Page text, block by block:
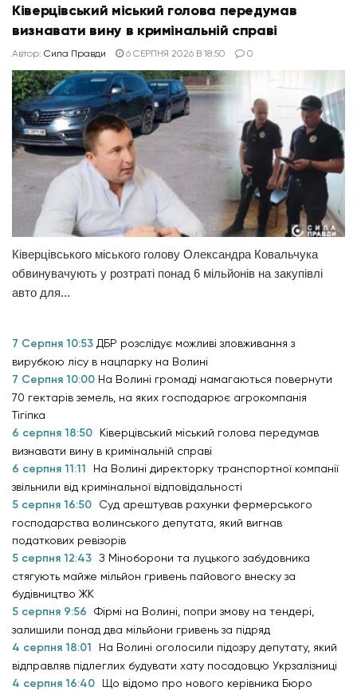
Ківерцівський міський голова передумав
визнавати вину в кримінальній справі
Автор: Сила Правди 6 СЕРПНЯ 2026 В 18:50 0
Ківерцівського міського голову Олександра Ковальчука
обвинувачують у розтраті понад 6 мільйонів на закупівлі
авто для...
7 Серпня 10:53 ДБР розслідує можливі зловживання з
вирубкою лісу в нацпарку на Волині
7 Серпня 10:00 На Волині громаді намагаються повернути
70 гектарів земель, на яких господарює агрокомпанія
Тігіпка
6 серпня 18:50
Ківерцівський міський голова передумав
визнавати вину в кримінальній справі
6 серпня 11:11
На Волині директорку транспортної компанії
звільнили від кримінальної відповідальності
5 серпня 16:50
Суд арештував рахунки фермерського
господарства волинського депутата, який вигнав
податкових ревізорів
5 серпня 12:43 З Міноборони та луцького забудовника
стягують майже мільйон гривень пайового внеску за
будівництво ЖК
5 серпня 9:56
Фірмі на Волині, попри змову на тендері,
залишили понад два мільйони гривень за підряд
4 серпня 18:01
На Волині оголосили підозру депутату, який
відправляв підлеглих будувати хату посадовцю Укрзалізниці
4 серпня 16:40
Що відомо про нового керівника Бюро